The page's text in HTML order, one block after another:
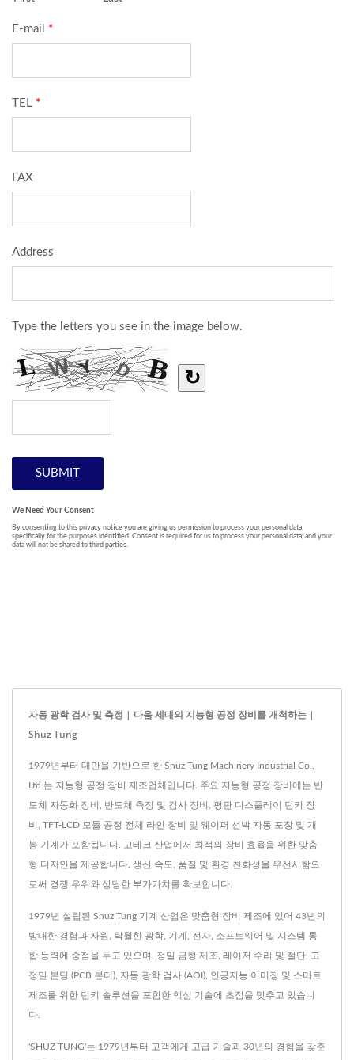
자동 광학 검사 및 측정 | 다음 세대의 지능형 공정 장비를 개척하는 |
Shuz Tung
1979년부터 대만을 기반으로 한 Shuz Tung Machinery Industrial Co.,
Ltd.는 지능형 공정 장비 제조업체입니다. 주요 지능형 공정 장비에는 반
도체 자동화 장비, 반도체 측정 및 검사 장비, 평판 디스플레이 턴키 장
비, TFT-LCD 모듈 공정 전체 라인 장비 및 웨이퍼 선박 자동 포장 및 개
봉 기계가 포함됩니다. 고테크 산업에서 최적의 장비 효율을 위한 맞춤
형 디자인을 제공합니다. 생산 속도, 품질 및 환경 친화성을 우선시함으
로써 경쟁 우위와 상당한 부가가치를 확보합니다.
1979년 설립된 Shuz Tung 기계 산업은 맞춤형 장비 제조에 있어 43년의
방대한 경험과 자원, 탁월한 광학, 기계, 전자, 소프트웨어 및 시스템 통
합 능력에 중점을 두고 있으며, 정밀 금형 제조, 레이저 수리 및 절단, 고
정밀 본딩 (PCB 본더), 자동 광학 검사 (AOI), 인공지능 이미징 및 스마트
제조를 위한 턴키 솔루션을 포함한 핵심 기술에 초점을 맞추고 있습니
다.
'SHUZ TUNG'는 1979년부터 고객에게 고급 기술과 30년의 경험을 갖춘